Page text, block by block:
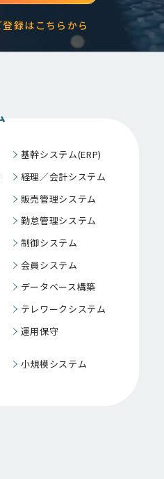
録はこちらから
基幹システム(ERP)
経理／会計システム
販売管理システム
勤怠管理システム
制御システム
会員システム
データベース構築
テレワークシステム
運用保守
小規模システム